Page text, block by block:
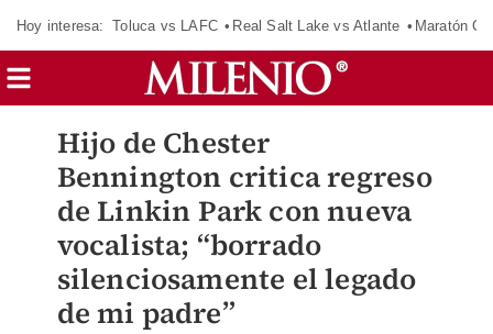
Hoy interesa: Toluca vs LAFC Real Salt Lake vs Atlante Maratón
Hijo de Chester
Bennington critica regreso
de Linkin Park con nueva
vocalista; “borrado
silenciosamente el legado
de mi padre”